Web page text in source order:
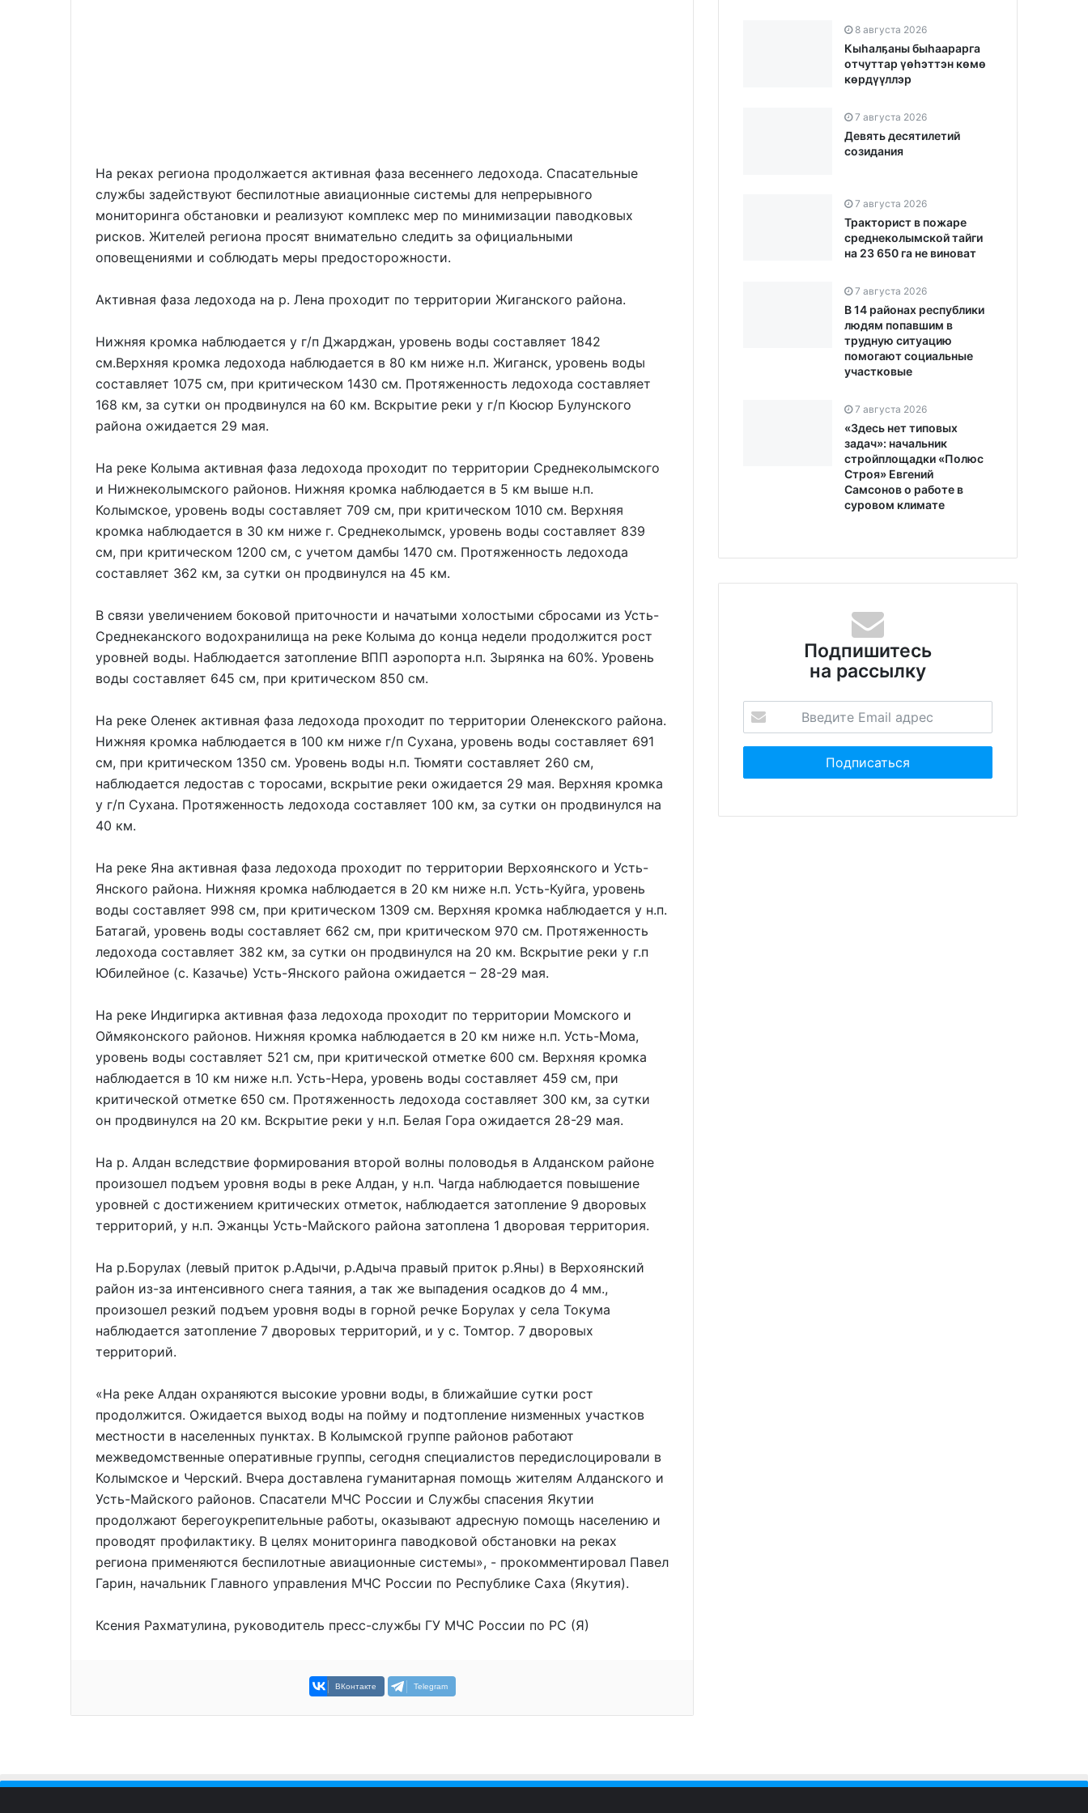
На реках региона продолжается активная фаза весеннего ледохода. Спасательные
службы задействуют беспилотные авиационные системы для непрерывного
мониторинга обстановки и реализуют комплекс мер по минимизации паводковых
рисков. Жителей региона просят внимательно следить за официальными
оповещениями и соблюдать меры предосторожности.
Активная фаза ледохода на р. Лена проходит по территории Жиганского района.
Нижняя кромка наблюдается у г/п Джарджан, уровень воды составляет 1842
см.Верхняя кромка ледохода наблюдается в 80 км ниже н.п. Жиганск, уровень воды
составляет 1075 см, при критическом 1430 см. Протяженность ледохода составляет
168 км, за сутки он продвинулся на 60 км. Вскрытие реки у г/п Кюсюр Булунского
района ожидается 29 мая.
На реке Колыма активная фаза ледохода проходит по территории Среднеколымского
и Нижнеколымского районов. Нижняя кромка наблюдается в 5 км выше н.п.
Колымское, уровень воды составляет 709 см, при критическом 1010 см. Верхняя
кромка наблюдается в 30 км ниже г. Среднеколымск, уровень воды составляет 839
см, при критическом 1200 см, с учетом дамбы 1470 см. Протяженность ледохода
составляет 362 км, за сутки он продвинулся на 45 км.
В связи увеличением боковой приточности и начатыми холостыми сбросами из Усть-
Среднеканского водохранилища на реке Колыма до конца недели продолжится рост
уровней воды. Наблюдается затопление ВПП аэропорта н.п. Зырянка на 60%. Уровень
воды составляет 645 см, при критическом 850 см.
На реке Оленек активная фаза ледохода проходит по территории Оленекского района.
Нижняя кромка наблюдается в 100 км ниже г/п Сухана, уровень воды составляет 691
см, при критическом 1350 см. Уровень воды н.п. Тюмяти составляет 260 см,
наблюдается ледостав с торосами, вскрытие реки ожидается 29 мая. Верхняя кромка
у г/п Сухана. Протяженность ледохода составляет 100 км, за сутки он продвинулся на
40 км.
На реке Яна активная фаза ледохода проходит по территории Верхоянского и Усть-
Янского района. Нижняя кромка наблюдается в 20 км ниже н.п. Усть-Куйга, уровень
воды составляет 998 см, при критическом 1309 см. Верхняя кромка наблюдается у н.п.
Батагай, уровень воды составляет 662 см, при критическом 970 см. Протяженность
ледохода составляет 382 км, за сутки он продвинулся на 20 км. Вскрытие реки у г.п
Юбилейное (с. Казачье) Усть-Янского района ожидается – 28-29 мая.
На реке Индигирка активная фаза ледохода проходит по территории Момского и
Оймяконского районов. Нижняя кромка наблюдается в 20 км ниже н.п. Усть-Мома,
уровень воды составляет 521 см, при критической отметке 600 см. Верхняя кромка
наблюдается в 10 км ниже н.п. Усть-Нера, уровень воды составляет 459 см, при
критической отметке 650 см. Протяженность ледохода составляет 300 км, за сутки
он продвинулся на 20 км. Вскрытие реки у н.п. Белая Гора ожидается 28-29 мая.
На р. Алдан вследствие формирования второй волны половодья в Алданском районе
произошел подъем уровня воды в реке Алдан, у н.п. Чагда наблюдается повышение
уровней с достижением критических отметок, наблюдается затопление 9 дворовых
территорий, у н.п. Эжанцы Усть-Майского района затоплена 1 дворовая территория.
На р.Борулах (левый приток р.Адычи, р.Адыча правый приток р.Яны) в Верхоянский
район из-за интенсивного снега таяния, а так же выпадения осадков до 4 мм.,
произошел резкий подъем уровня воды в горной речке Борулах у села Токума
наблюдается затопление 7 дворовых территорий, и у с. Томтор. 7 дворовых
территорий.
«На реке Алдан охраняются высокие уровни воды, в ближайшие сутки рост
продолжится. Ожидается выход воды на пойму и подтопление низменных участков
местности в населенных пунктах. В Колымской группе районов работают
межведомственные оперативные группы, сегодня специалистов передислоцировали в
Колымское и Черский. Вчера доставлена гуманитарная помощь жителям Алданского и
Усть-Майского районов. Спасатели МЧС России и Службы спасения Якутии
продолжают берегоукрепительные работы, оказывают адресную помощь населению и
проводят профилактику. В целях мониторинга паводковой обстановки на реках
региона применяются беспилотные авиационные системы», - прокомментировал Павел
Гарин, начальник Главного управления МЧС России по Республике Саха (Якутия).
Ксения Рахматулина, руководитель пресс-службы ГУ МЧС России по РС (Я)
ВКонтакте Telegram
8 августа 2026
Кыһалҕаны быһаарарга
отчуттар үөһэттэн көмө
көрдүүллэр
7 августа 2026
Девять десятилетий
созидания
7 августа 2026
Тракторист в пожаре
среднеколымской тайги
на 23 650 га не виноват
7 августа 2026
В 14 районах республики
людям попавшим в
трудную ситуацию
помогают социальные
участковые
7 августа 2026
«Здесь нет типовых
задач»: начальник
стройплощадки «Полюс
Строя» Евгений
Самсонов о работе в
суровом климате
Подпишитесь
на рассылку